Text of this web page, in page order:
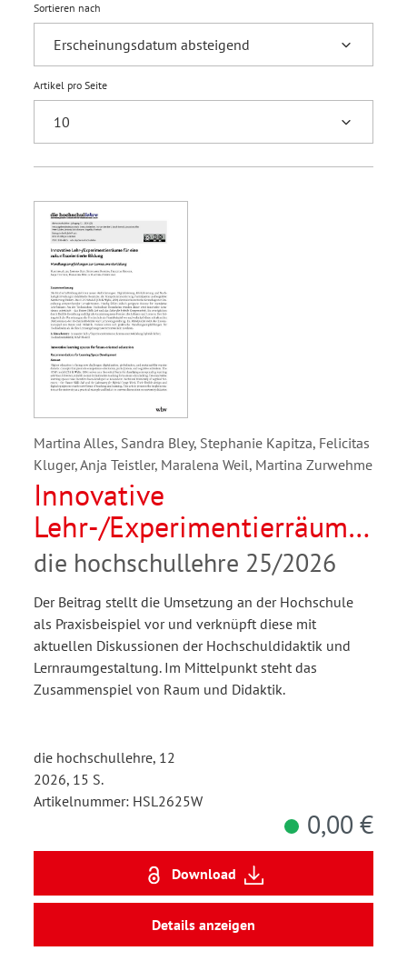
Sortieren nach
Artikel pro Seite
Martina Alles, Sandra Bley, Stephanie Kapitza, Felicitas
Kluger, Anja Teistler, Maralena Weil, Martina Zurwehme
Innovative
Lehr-/Experimentierräume
für eine zukunftsorientierte
Bildung.
Handlungsempfehlungen
zur Lernraumentwicklung
die hochschullehre 25/2026
Der Beitrag stellt die Umsetzung an der Hochschule
als Praxisbeispiel vor und verknüpft diese mit
aktuellen Diskussionen der Hochschuldidaktik und
Lernraumgestaltung. Im Mittelpunkt steht das
Zusammenspiel von Raum und Didaktik.
die hochschullehre, 12
2026, 15 S.
Artikelnummer: HSL2625W
0,00 €
Download
Details anzeigen